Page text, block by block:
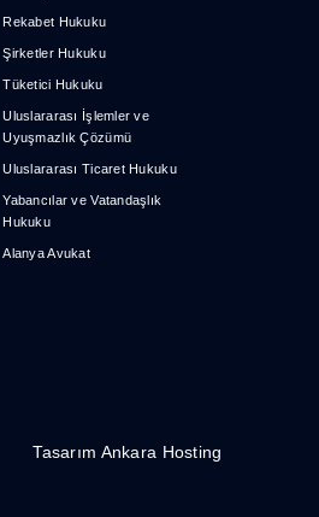
Rekabet Hukuku
Şirketler Hukuku
Tüketici Hukuku
Uluslararası İşlemler ve
Uyuşmazlık Çözümü
Uluslararası Ticaret Hukuku
Yabancılar ve Vatandaşlık
Hukuku
Alanya Avukat
Tasarım Ankara Hosting